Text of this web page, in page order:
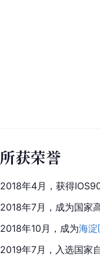
所获荣誉
2018年4月，获得
2018年7月，成为国家
2018年10月，成为海淀
2019年7月，入选国家